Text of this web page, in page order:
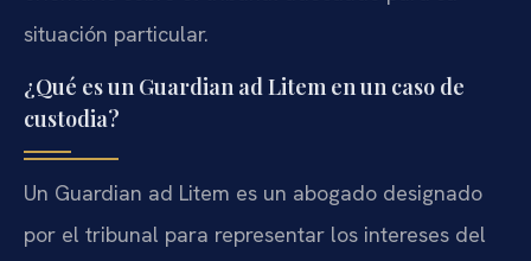
situación particular.
¿Qué es un Guardian ad Litem en un caso de
custodia?
Un Guardian ad Litem es un abogado designado
por el tribunal para representar los intereses del